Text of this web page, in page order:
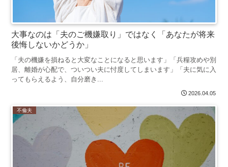
大事なのは「夫のご機嫌取り」ではなく「あなたが将来
後悔しないかどうか」
「夫の機嫌を損ねると大変なことになると思います」「兵糧攻めや別
居、離婚が心配で、ついつい夫に忖度してしまいます」「夫に気に入
ってもらえるよう、自分磨き...
2026.04.05
不倫夫